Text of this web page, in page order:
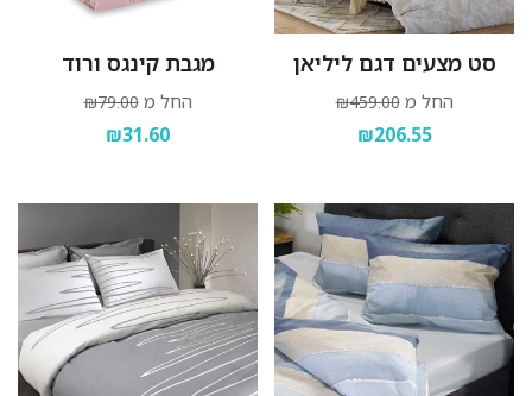
סט מצעים דגם ליליאן
החל מ ₪459.00
₪206.55
מגבת קינגס ורוד
החל מ ₪79.00
₪31.60